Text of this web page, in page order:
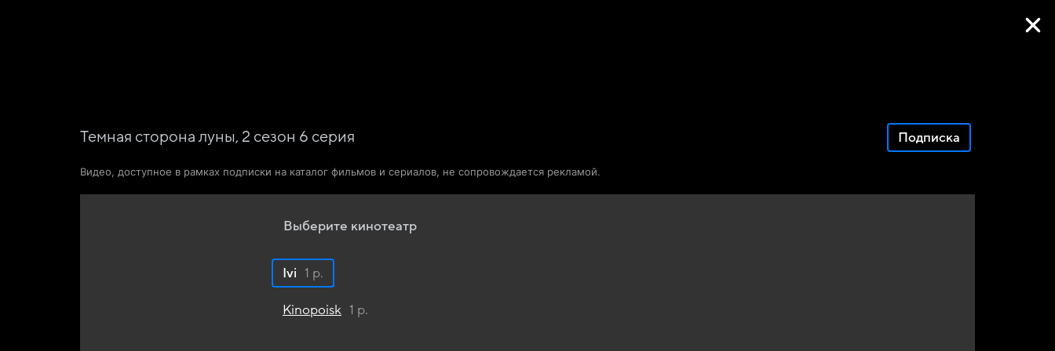
Темная сторона луны, 2 сезон 6 серия
Видео, доступное в рамках подписки на каталог фильмов и сериалов, не сопровождается рекламой.
Подписка
Выберите кинотеатр
Ivi 1 р.
Kinopoisk 1 р.